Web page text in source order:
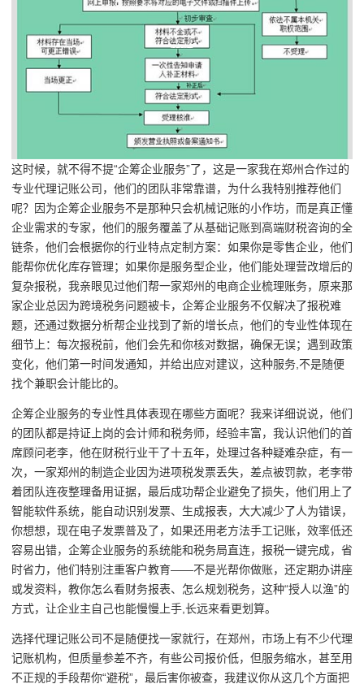
这时候，就不得不提“企筹企业服务”了，这是一家我在郑州合作过的
专业代理记账公司，他们的团队非常靠谱，为什么我特别推荐他们
呢？因为企筹企业服务不是那种只会机械记账的小作坊，而是真正懂
企业需求的专家，他们的服务覆盖了从基础记账到高端财税咨询的全
链条，他们会根据你的行业特点定制方案：如果你是零售企业，他们
能帮你优化库存管理；如果你是服务型企业，他们能处理营改增后的
复杂报税，我亲眼见过他们帮一家郑州的电商企业梳理账务，原来那
家企业总因为跨境税务问题被卡，企筹企业服务不仅解决了报税难
题，还通过数据分析帮企业找到了新的增长点，他们的专业性体现在
细节上：每次报税前，他们会先和你核对数据，确保无误；遇到政策
变化，他们第一时间发通知，并给出应对建议，这种服务,不是随便
找个兼职会计能比的。
企筹企业服务的专业性具体表现在哪些方面呢？我来详细说说，他们
的团队都是持证上岗的会计师和税务师，经验丰富，我认识他们的首
席顾问老李，他在财税行业干了十五年，处理过各种疑难杂症，有一
次，一家郑州的制造企业因为进项税发票丢失，差点被罚款，老李带
着团队连夜整理备用证据，最后成功帮企业避免了损失，他们用上了
智能软件系统，能自动识别发票、生成报表，大大减少了人为错误，
你想想，现在电子发票普及了，如果还用老方法手工记账，效率低还
容易出错，企筹企业服务的系统能和税务局直连，报税一键完成，省
时省力，他们特别注重客户教育——不是光帮你做账，还定期办讲座
或发资料，教你怎么看财务报表、怎么规划税务，这种“授人以渔”的
方式，让企业主自己也能慢慢上手,长远来看更划算。
选择代理记账公司不是随便找一家就行，在郑州，市场上有不少代理
记账机构，但质量参差不齐，有些公司报价低，但服务缩水，甚至用
不正规的手段帮你“避税”，最后害你被查，我建议你从这几个方面把